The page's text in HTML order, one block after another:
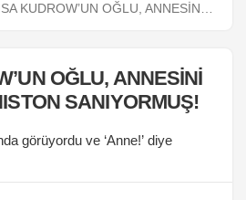
Miami’de tatilde
OĞLU, ANNESİNİ
SANIYORMUŞ!
görüyordu ve ‘Anne!’ diye